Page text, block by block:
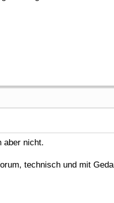
aber nicht.
technisch und mit